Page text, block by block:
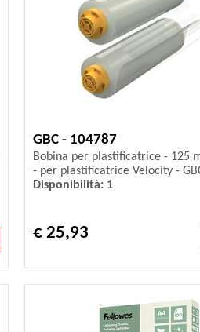
GBC - 104787
Bobina per plastificatrice - 125
- per plastificatrice Velocity -
Disponibilità: 1
€ 25,93